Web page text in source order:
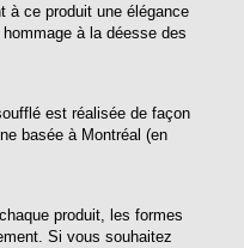
à ce produit une élégance
à la déesse des
est réalisée de façon
basée à Montréal (en
produit, les formes
Si vous souhaitez